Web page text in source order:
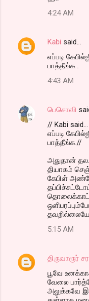
4:24 AM
Kabi said…
எப்படி
பாத்தீங்க...
4:43 AM
பெசொவி
// Kabi said...
எப்படி
பாத்தீங்க.//
அதுதான்
தியாகம்
கேபிள்
5:15 AM
திருவாரூர்
பூவே
வேலை
அலுக்கவே